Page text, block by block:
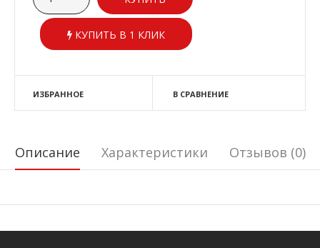
КУПИТЬ В 1 КЛИК
ИЗБРАННОЕ В СРАВНЕНИЕ
Описание Характеристики Отзывов (0)